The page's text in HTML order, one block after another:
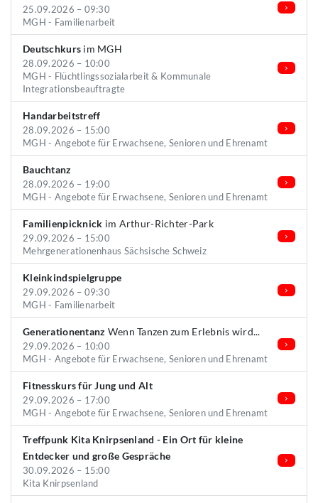
25.09.2026 – 09:30
MGH - Familienarbeit
Deutschkurs im MGH
28.09.2026 – 10:00
MGH - Flüchtlingssozialarbeit & Kommunale
Integrationsbeauftragte
Handarbeitstreff
28.09.2026 – 15:00
MGH - Angebote für Erwachsene, Senioren und Ehrenamt
Bauchtanz
28.09.2026 – 19:00
MGH - Angebote für Erwachsene, Senioren und Ehrenamt
Familienpicknick im Arthur-Richter-Park
29.09.2026 – 15:00
Mehrgenerationenhaus Sächsische Schweiz
Kleinkindspielgruppe
29.09.2026 – 09:30
MGH - Familienarbeit
Generationentanz Wenn Tanzen zum Erlebnis wird...
29.09.2026 – 10:00
MGH - Angebote für Erwachsene, Senioren und Ehrenamt
Fitnesskurs für Jung und Alt
29.09.2026 – 17:00
MGH - Angebote für Erwachsene, Senioren und Ehrenamt
Treffpunk Kita Knirpsenland - Ein Ort für kleine
Entdecker und große Gespräche
30.09.2026 – 15:00
Kita Knirpsenland